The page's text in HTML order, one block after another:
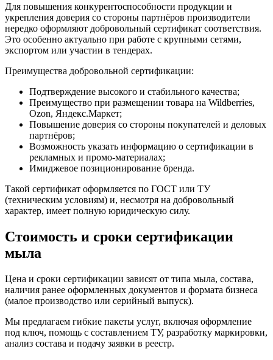
Для повышения конкурентоспособности продукции и
укрепления доверия со стороны партнёров производители
нередко оформляют добровольный сертификат соответствия.
Это особенно актуально при работе с крупными сетями,
экспортом или участии в тендерах.
Преимущества добровольной сертификации:
Подтверждение высокого и стабильного качества;
Преимущество при размещении товара на Wildberries,
Ozon, Яндекс.Маркет;
Повышение доверия со стороны покупателей и деловых
партнёров;
Возможность указать информацию о сертификации в
рекламных и промо-материалах;
Имиджевое позиционирование бренда.
Такой сертификат оформляется по ГОСТ или ТУ
(техническим условиям) и, несмотря на добровольный
характер, имеет полную юридическую силу.
Стоимость и сроки сертификации
мыла
Цена и сроки сертификации зависят от типа мыла, состава,
наличия ранее оформленных документов и формата бизнеса
(малое производство или серийный выпуск).
Мы предлагаем гибкие пакеты услуг, включая оформление
под ключ, помощь с составлением ТУ, разработку маркировки,
анализ состава и подачу заявки в реестр.